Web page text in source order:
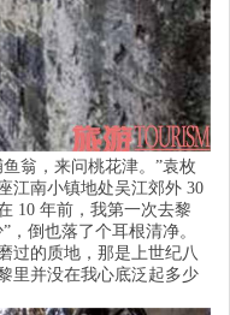
翁，来问桃花津。 ”袁枚
江南小镇地处吴江郊外 30
10 年前，我第一次去黎
” ，倒也落了个耳根清净。
过的质地，那是上世纪八
里并没在我心底泛起多少